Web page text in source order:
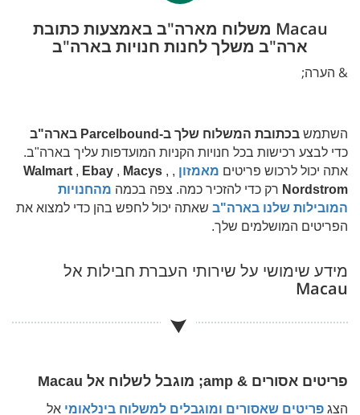
Macau משלוח מארה"ב באמצעות כתובת
ארה"ב משלך לחנות חנויות בארה"ב
& הערה;
השתמש בכתובת המשלוח שלך ב-Parcelbound בארה"ב
כדי לבצע רכישות בכל חנויות הקניות המועדפות עליך בארה"ב.
אתה יכול לרכוש פריטים מאמזון ,
Walmart , Ebay , Macys ,
Nordstrom רק כדי להזכיר כמה. צפה בכמה מהחנויות
המובילות שלנו בארה"ב שאתה יכול לחפש בהן כדי למצוא את
הפריטים המושלמים שלך.
מידע שימושי על שירותי העברת חבילות אל
Macau
פריטים אסורים & amp; מוגבל לשלוח אל Macau
הצג פריטים שאסורים ומוגבלים למשלוח בינלאומי אל